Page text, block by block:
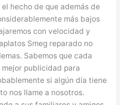
hecho de que además de
más bajos
con velocidad y
Smeg reparado no
Sabemos que cada
publicidad para
si algún día tiene
nos llame a nosotros.